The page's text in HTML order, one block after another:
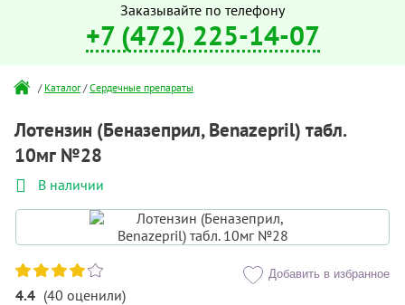
Заказывайте по телефону
+7 (472) 225-14-07
/ Каталог /Сердечные препараты
Лотензин (Беназеприл, Benazepril) табл.
10мг №28
В наличии
4.4 (40 оценили)
Добавить в избранное